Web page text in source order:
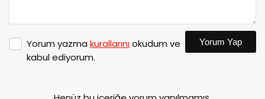
Yorum yazma kurallarınıokudum ve
kabul ediyorum.
Yorum Yap